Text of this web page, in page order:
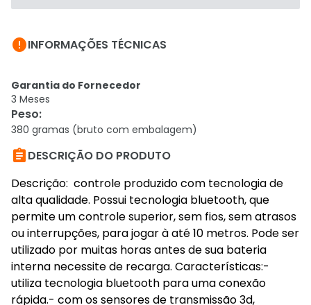
INFORMAÇÕES TÉCNICAS
Garantia do Fornecedor
3 Meses
Peso:
380 gramas (bruto com embalagem)
DESCRIÇÃO DO PRODUTO
Descrição: controle produzido com tecnologia de
alta qualidade. Possui tecnologia bluetooth, que
permite um controle superior, sem fios, sem atrasos
ou interrupções, para jogar à até 10 metros. Pode ser
utilizado por muitas horas antes de sua bateria
interna necessite de recarga. Características:-
utiliza tecnologia bluetooth para uma conexão
rápida.- com os sensores de transmissão 3d,